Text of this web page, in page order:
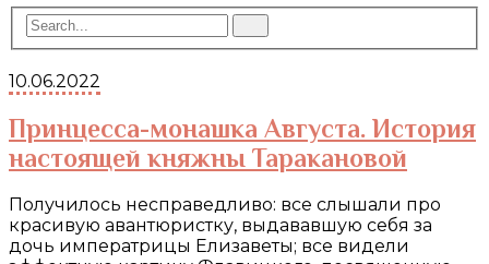
10.06.2022
Принцесса-монашка Августа. История
настоящей княжны Таракановой
Получилось несправедливо: все слышали про
красивую авантюристку, выдававшую себя за
дочь императрицы Елизаветы; все видели